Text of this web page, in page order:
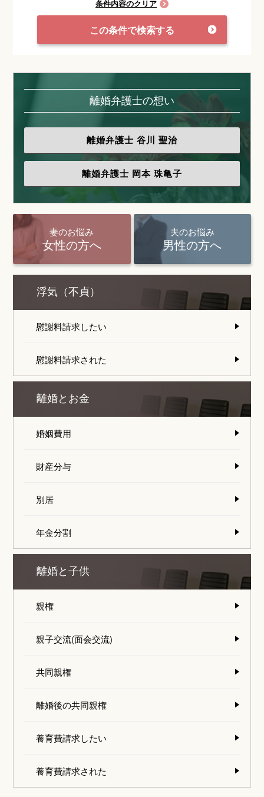
条件内容のクリア
この条件で検索する
離婚弁護士の想い
離婚弁護士 谷川 聖治
離婚弁護士 岡本 珠亀子
妻のお悩み
女性の方へ
夫のお悩み
男性の方へ
浮気（不貞）
慰謝料請求したい
慰謝料請求された
離婚とお金
婚姻費用
財産分与
別居
年金分割
離婚と子供
親権
親子交流(面会交流)
共同親権
離婚後の共同親権
養育費請求したい
養育費請求された